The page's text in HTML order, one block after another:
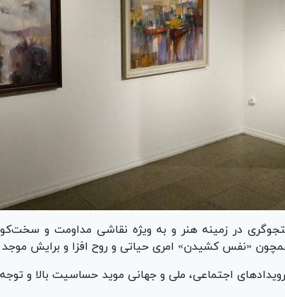
در زمینه هنر و به ویژه نقاشی مداومت و
«نفس کشیدن» امری حیاتی و روح افزا و برایش موجد
اجتماعی، ملی و جهانی موید حساسیت بالا و توجه